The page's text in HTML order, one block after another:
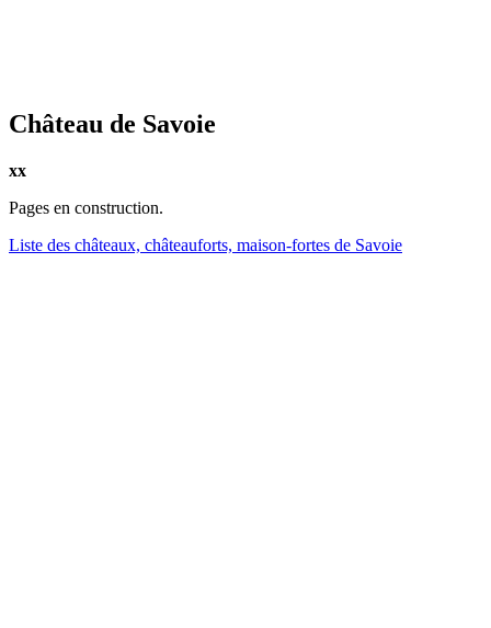
Château de Savoie
xx
Pages en construction.
Liste des châteaux, châteauforts, maison-fortes de Savoie